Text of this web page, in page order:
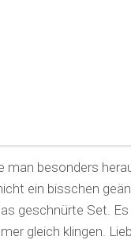
man besonders
ein bisschen
geschnürte Set.
gleich klingen.